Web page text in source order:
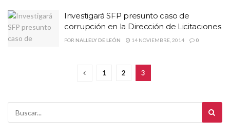
Investigará SFP presunto caso de
corrupción en la Dirección de Licitaciones‏
POR NALLELY DE LEÓN 14 NOVIEMBRE, 2014 0
1 2 3